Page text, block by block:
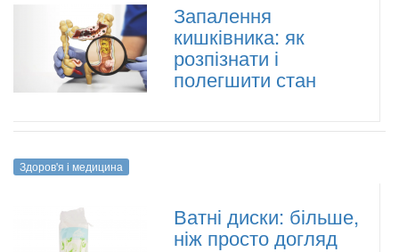
Запалення
кишківника: як
розпізнати і
полегшити стан
Здоров'я і медицина
Ватні диски: більше,
ніж просто догляд